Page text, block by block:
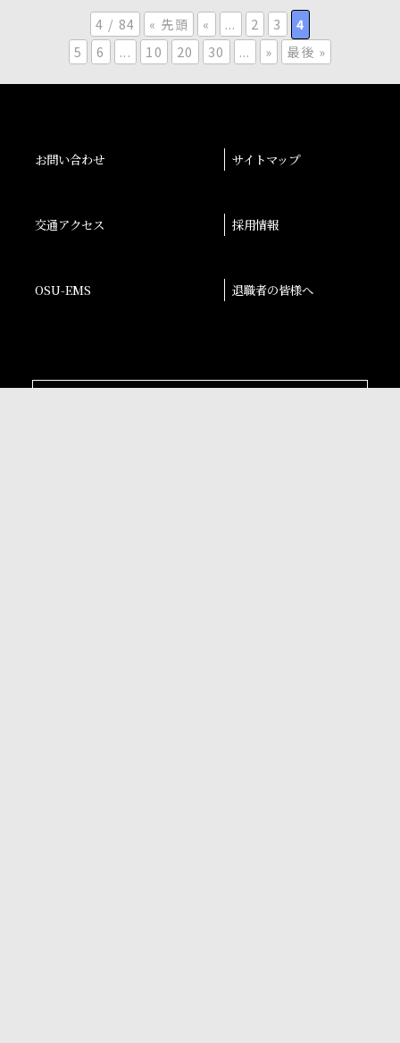
4 / 84 « 先頭 « ... 2 3
4
5
6 ... 10 20 30 ... » 最後 »
お問い合わせ サイトマップ
交通アクセス 採用情報
OSU-EMS 退職者の皆様へ